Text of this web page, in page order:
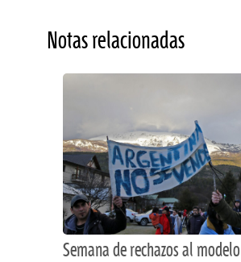
Notas relacionadas
Semana de rechazos al modelo